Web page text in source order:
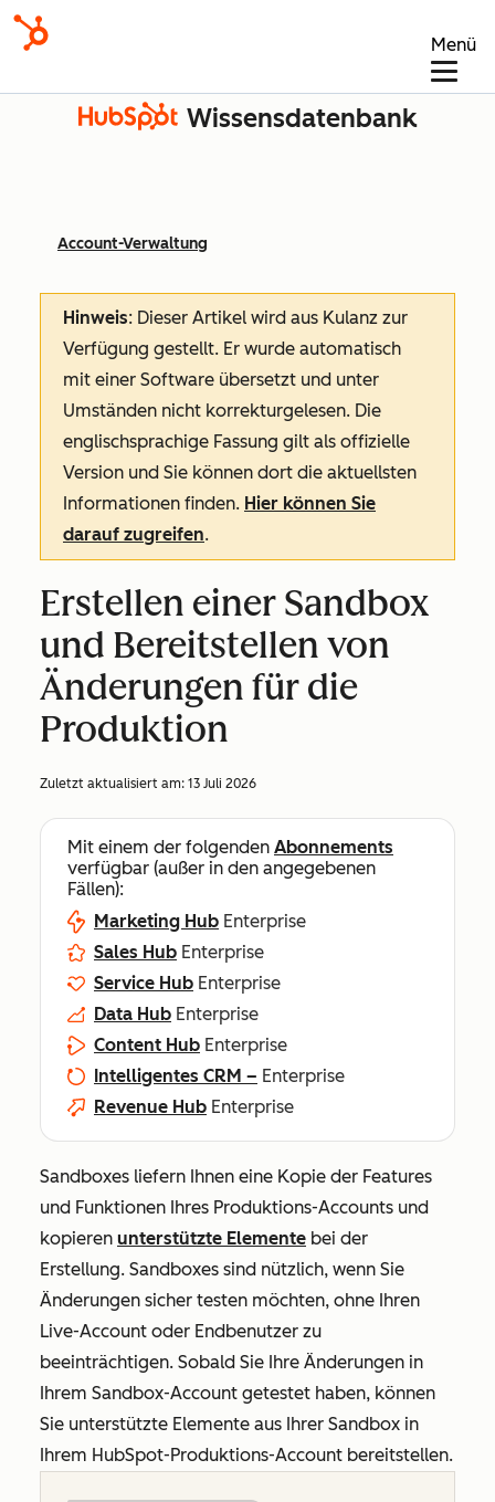
Menü
Wissensdatenbank
Account-Verwaltung
Hinweis: Dieser Artikel wird aus Kulanz zur
Verfügung gestellt. Er wurde automatisch
mit einer Software übersetzt und unter
Umständen nicht korrekturgelesen. Die
englischsprachige Fassung gilt als offizielle
Version und Sie können dort die aktuellsten
Informationen finden. Hier können Sie
darauf zugreifen.
Erstellen einer Sandbox
und Bereitstellen von
Änderungen für die
Produktion
Zuletzt aktualisiert am: 13 Juli 2026
Mit einem der folgenden Abonnements
verfügbar (außer in den angegebenen
Fällen):
Marketing Hub Enterprise
Sales Hub Enterprise
Service Hub Enterprise
Data Hub Enterprise
Content Hub Enterprise
Intelligentes CRM – Enterprise
Revenue Hub Enterprise
Sandboxes liefern Ihnen eine Kopie der Features
und Funktionen Ihres Produktions-Accounts und
kopieren unterstützte Elemente bei der
Erstellung. Sandboxes sind nützlich, wenn Sie
Änderungen sicher testen möchten, ohne Ihren
Live-Account oder Endbenutzer zu
beeinträchtigen. Sobald Sie Ihre Änderungen in
Ihrem Sandbox-Account getestet haben, können
Sie unterstützte Elemente aus Ihrer Sandbox in
Ihrem HubSpot-Produktions-Account bereitstellen.